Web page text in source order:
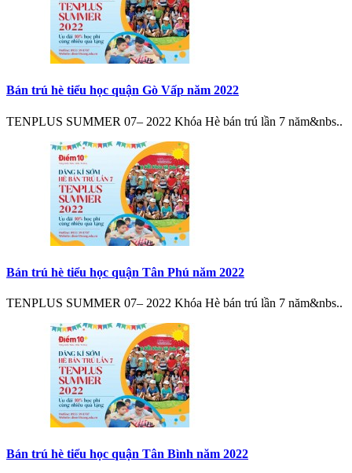
Bán trú hè tiểu học quận Gò Vấp năm 2022
TENPLUS SUMMER 07– 2022 Khóa Hè bán trú lần 7 năm&nbs..
Bán trú hè tiểu học quận Tân Phú năm 2022
TENPLUS SUMMER 07– 2022 Khóa Hè bán trú lần 7 năm&nbs..
Bán trú hè tiểu học quận Tân Bình năm 2022